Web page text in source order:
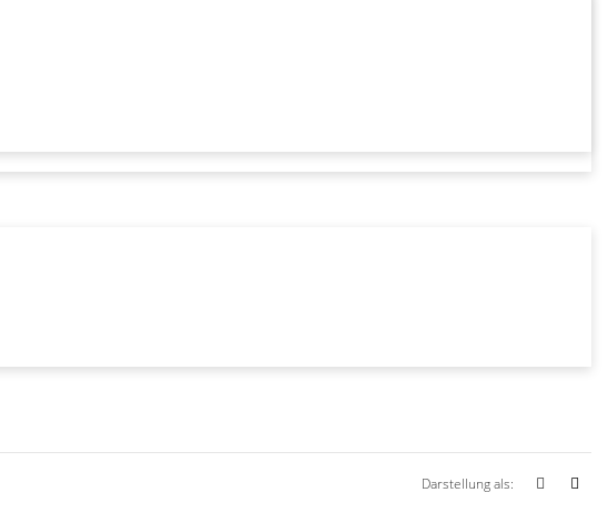
Darstellung als: